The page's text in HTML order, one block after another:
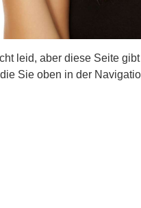
leid, aber diese Seite
Sie oben in der